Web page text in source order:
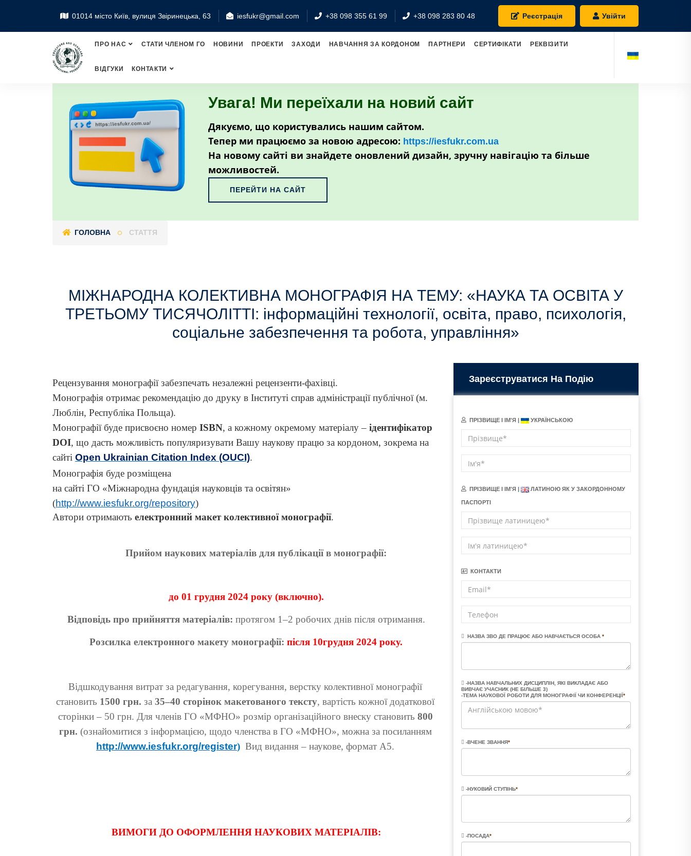
01014 місто Київ, вулиця Звіринецька, 63 iesfukr@gmail.com +38 098 355 61 99 +38 098 283 80 48 Реєстрація Увійти
ПРО НАС СТАТИ ЧЛЕНОМ ГО НОВИНИ ПРОЕКТИ ЗАХОДИ НАВЧАННЯ ЗА КОРДОНОМ ПАРТНЕРИ СЕРТИФІКАТИ РЕКВІЗИТИ
ВІДГУКИ КОНТАКТИ
Увага! Ми переїхали на новий сайт
Дякуємо, що користувались нашим сайтом.
Тепер ми працюємо за новою адресою: https://iesfukr.com.ua
На новому сайті ви знайдете оновлений дизайн, зручну навігацію та більше
можливостей.
ПЕРЕЙТИ НА САЙТ
ГОЛОВНА СТАТТЯ
МІЖНАРОДНА КОЛЕКТИВНА МОНОГРАФІЯ НА ТЕМУ: «НАУКА ТА ОСВІТА У
ТРЕТЬОМУ ТИСЯЧОЛІТТІ: інформаційні технології, освіта, право, психологія,
соціальне забезпечення та робота, управління»
Рецензування монографії забезпечать незалежні рецензенти-фахівці.
Монографія отримає рекомендацію до друку в Інституті справ адміністрації публічної (м.
Люблін, Республіка Польща).
Монографії буде присвоєно номер ISBN, а кожному окремому матеріалу – ідентифікатор
DOI, що дасть можливість популяризувати Вашу наукову працю за кордоном, зокрема на
сайті Open Ukrainian Citation Index (OUCI).
Монографія буде розміщена
на сайті ГО «Міжнародна фундація науковців та освітян»
(http://www.iesfukr.org/repository)
Автори отримають електронний макет колективної монографії.
Прийом наукових матеріалів для публікації в монографії:
до 01 грудня2024 року (включно).
Відповідь про прийняття матеріалів: протягом 1–2 робочих днів після отримання.
Розсилка електронного макету монографії: після 10грудня 2024 року.
Відшкодування витрат за редагування, корегування, верстку колективної монографії
становить 1500 грн. за 35–40 сторінок макетованого тексту, вартість кожної додаткової
сторінки – 50 грн. Для членів ГО «МФНО» розмір організаційного внеску становить 800
грн. (ознайомитися з інформацією, щодо членства в ГО «МФНО», можна за посиланням
http://www.iesfukr.org/register) Вид видання – наукове, формат А5.
ВИМОГИ ДО ОФОРМЛЕННЯ НАУКОВИХ МАТЕРІАЛІВ:
Зареєструватися На Подію
ПРІЗВИЩЕ І ІМ'Я | УКРАЇНСЬКОЮ
ПРІЗВИЩЕ І ІМ'Я | ЛАТИНОЮ ЯК У ЗАКОРДОННОМУ
ПАСПОРТІ
КОНТАКТИ
НАЗВА ЗВО ДЕ ПРАЦЮЄ АБО НАВЧАЄТЬСЯ ОСОБА *
-НАЗВА НАВЧАЛЬНИХ ДИСЦИПЛІН, ЯКІ ВИКЛАДАЄ АБО
ВИВЧАЄ УЧАСНИК (НЕ БІЛЬШЕ 3)
-ТЕМА НАУКОВОЇ РОБОТИ ДЛЯ МОНОГРАФІЇ ЧИ КОНФЕРЕНЦІЇ*
-ВЧЕНЕ ЗВАННЯ*
-НУКОВИЙ СТУПІНЬ*
-ПОСАДА*